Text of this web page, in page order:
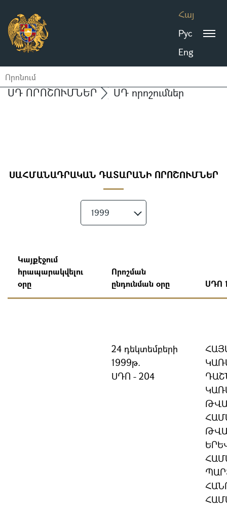
Հայ
Рус
Eng
ՍԴ ՈՐՈՇՈՒՄՆԵՐ ՍԴ որոշումներ
ՍԱՀՄԱՆԱԴՐԱԿԱՆ ԴԱՏԱՐԱՆԻ ՈՐՈՇՈՒՄՆԵՐ
1999
Կայքէջում
հրապարակվելու
օրը
Որոշման
ընդունման օրը
ՍԴՈ
24 դեկտեմբերի
1999թ.
ՍԴՈ - 204